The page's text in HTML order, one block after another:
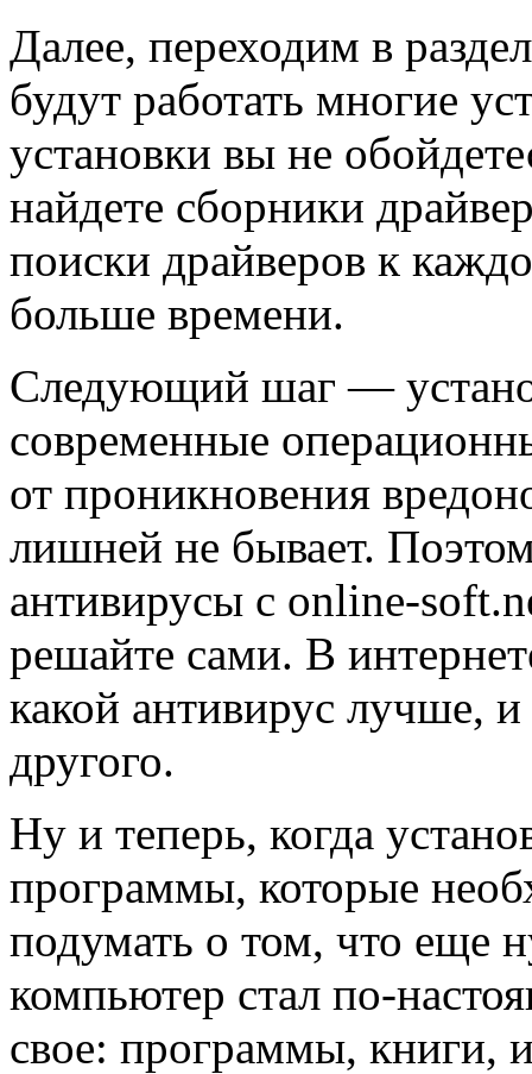
Далее, переходим в
будут работать многие
установки вы не
найдете сборники
поиски драйверов к
больше времени.
Следующий шаг —
современные
от проникновения
лишней не бывает.
антивирусы с online-
решайте сами. В
какой антивирус лучше,
другого.
Ну и теперь, когда
программы, которые
подумать о том, что еще
компьютер стал по-
свое: программы, книги,